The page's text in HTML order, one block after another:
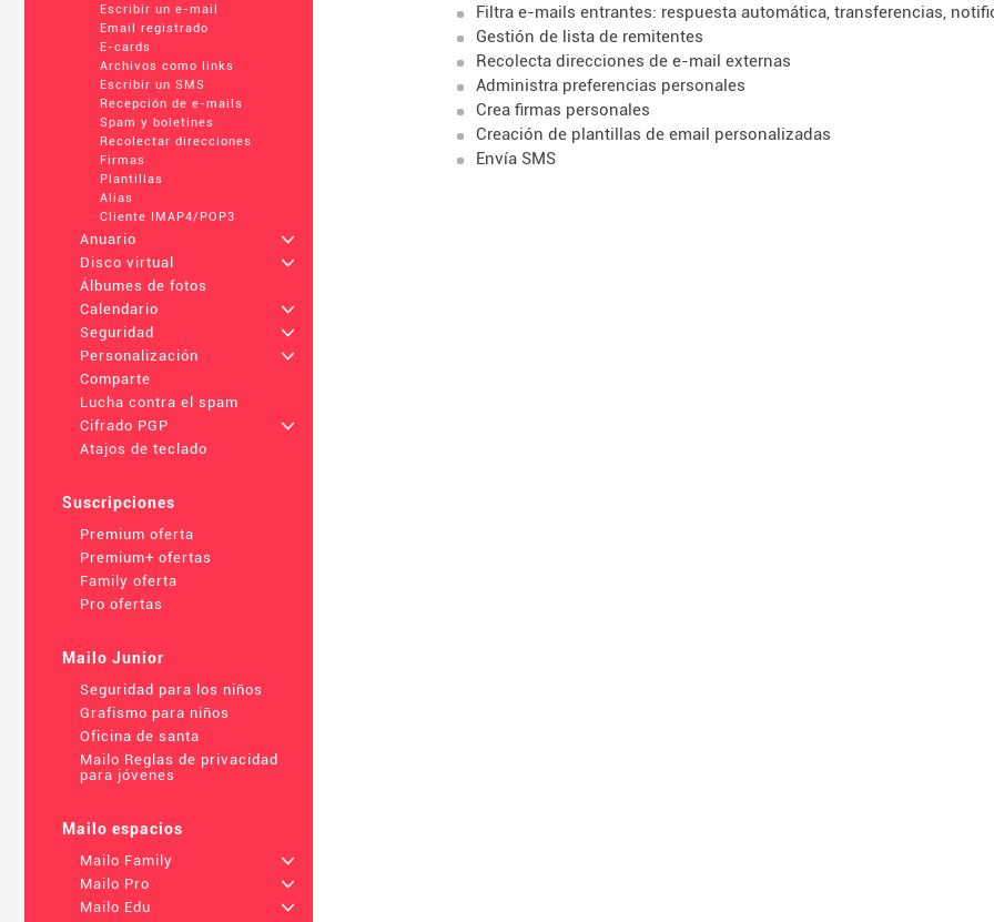
Escribir un e-mail
Email registrado
E-cards
Archivos como links
Escribir un SMS
Recepción de e-mails
Spam y boletines
Recolectar direcciones
Firmas
Plantillas
Alias
Cliente IMAP4/POP3
Anuario
+
Disco virtual
+
Álbumes de fotos
Calendario
+
Seguridad
+
Personalización
+
Comparte
Lucha contra el spam
Cifrado PGP
+
Atajos de teclado
Suscripciones
Premium oferta
Premium+ ofertas
Family oferta
Pro ofertas
Mailo Junior
Seguridad para los niños
Grafismo para niños
Oficina de santa
Mailo Reglas de privacidad
para jóvenes
Mailo espacios
Mailo Family
+
Mailo Pro
+
Mailo Edu
+
Filtra e-mails entrantes: respuesta automática, transferencias,
Gestión de lista de remitentes
Recolecta direcciones de e-mail externas
Administra preferencias personales
Crea firmas personales
Creación de plantillas de email personalizadas
Envía SMS